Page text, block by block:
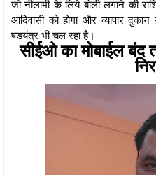
जो नीलामी के लिये बोली लगाने की
आदिवासी को होगा और व्यापार
षडयंत्र भी चल रहा है।
सीईओ का मोबाईल बंद